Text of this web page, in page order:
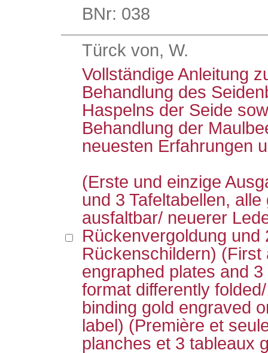
BNr: 038
Türck von, W.
Vollständige Anleitung
Behandlung des
Haspelns der Seide
Behandlung der
neuesten Erfahrungen
(Erste und einzige
und 3 Tafeltabellen,
ausfaltbar/ neuerer
Rückenvergoldung und
Rückenschildern)
engraphed plates and
format differently
binding gold engraved
label) (Première et
planches et 3 tableaux